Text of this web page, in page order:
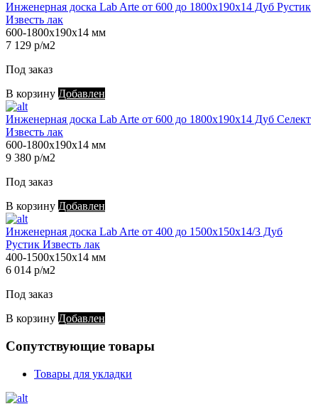
Инженерная доска Lab Arte от 600 до 1800х190х14 Дуб Рустик
Известь лак
600-1800х190х14 мм
7 129 р/м2
Под заказ
В корзину Добавлен
Инженерная доска Lab Arte от 600 до 1800х190х14 Дуб Селект
Известь лак
600-1800х190х14 мм
9 380 р/м2
Под заказ
В корзину Добавлен
Инженерная доска Lab Arte от 400 до 1500х150х14/3 Дуб
Рустик Известь лак
400-1500х150х14 мм
6 014 р/м2
Под заказ
В корзину Добавлен
Сопутствующие товары
Товары для укладки